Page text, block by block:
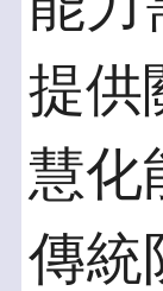
提供
慧化
傳統